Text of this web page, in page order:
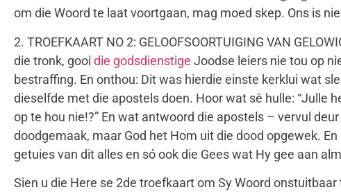
om die Woord te laat voortgaan, mag moed skep. Ons is
2. TROEFKAART NO 2: GELOOFSOORTUIGING VAN
die tronk, gooi die godsdienstige Joodse leiers nie tou op
bestraffing. En onthou: Dit was hierdie einste kerklui wat
dieselfde met die apostels doen. Hoor wat sê hulle: “Julle
op te hou nie!?” En wat antwoord die apostels – vervul
doodgemaak, maar God het Hom uit die dood opgewek.
getuies van dit alles en só ook die Gees wat Hy gee aan
Sien u die Here se 2de troefkaart om Sy Woord